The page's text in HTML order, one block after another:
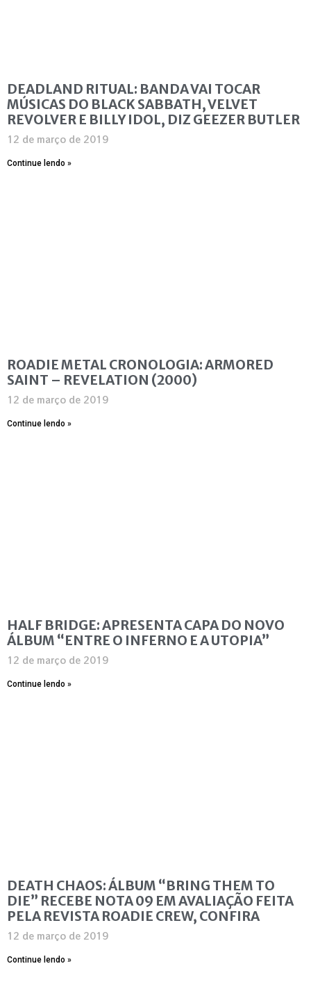
DEADLAND RITUAL: BANDA VAI TOCAR
MÚSICAS DO BLACK SABBATH, VELVET
REVOLVER E BILLY IDOL, DIZ GEEZER BUTLER
12 de março de 2019
Continue lendo »
ROADIE METAL CRONOLOGIA: ARMORED
SAINT – REVELATION (2000)
12 de março de 2019
Continue lendo »
HALF BRIDGE: APRESENTA CAPA DO NOVO
ÁLBUM “ENTRE O INFERNO E A UTOPIA”
12 de março de 2019
Continue lendo »
DEATH CHAOS: ÁLBUM “BRING THEM TO
DIE” RECEBE NOTA 09 EM AVALIAÇÃO FEITA
PELA REVISTA ROADIE CREW, CONFIRA
12 de março de 2019
Continue lendo »